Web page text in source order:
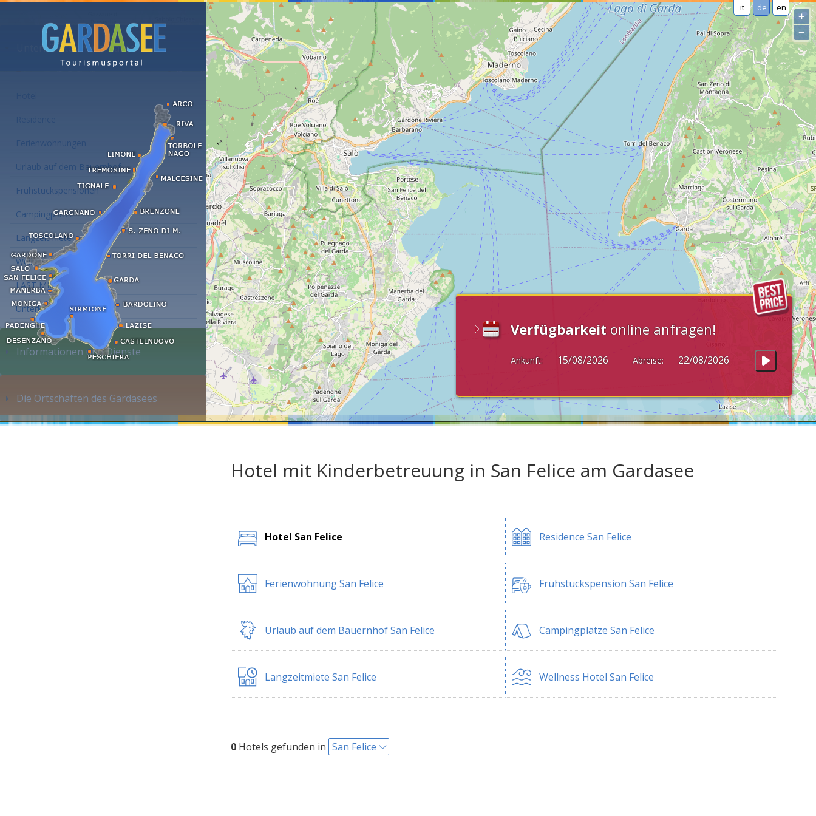
it de en
Verfügbarkeit online anfragen!
Ankunft: Abreise:
+
−
Unterkünfte am Gardasee
Ferienwohnungen
Urlaub auf dem Bauernhof
Frühstückspensionen
Campingplätze
Langzeitmiete
Wellness Hotel
LAST MINUTE
Unterkunft suchen...
Informationen und Dienste
Die Ortschaften des Gardasees
Hotel mit Kinderbetreuung in San Felice am Gardasee
Hotel San Felice Residence San Felice
Ferienwohnung San Felice Frühstückspension San Felice
Urlaub auf dem Bauernhof San Felice Campingplätze San Felice
Langzeitmiete San Felice Wellness Hotel San Felice
0 Hotels gefunden in San Felice